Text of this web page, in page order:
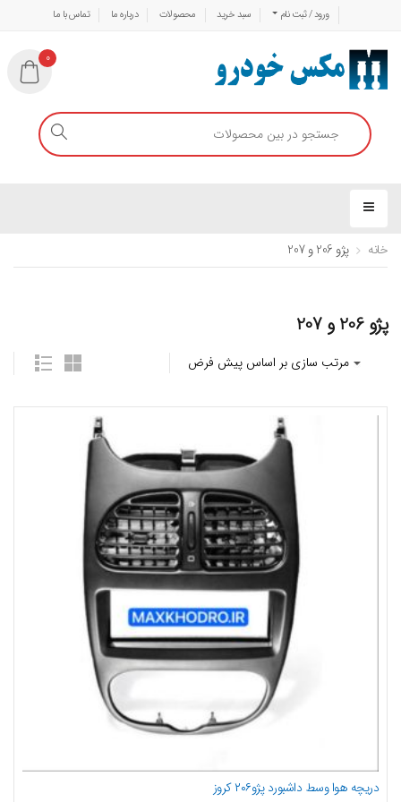
ورود / ثبت نام سبد خرید محصولات درباره ما تماس با ما
0
خانه پژو 206 و 207
پژو 206 و 207
دریچه هوا وسط داشبورد پژو۲۰۶ کروز